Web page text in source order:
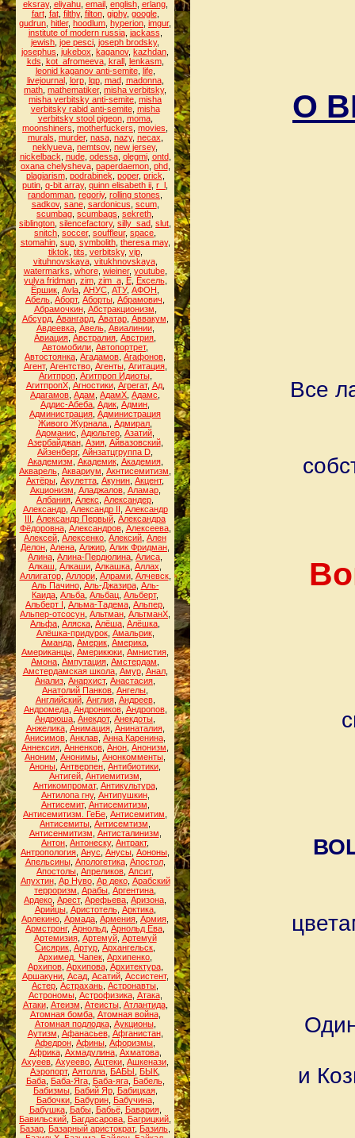
eksray, eliyahu, email, english, erlang,
fart, fat, filthy, filton, giphy, google,
gudrun hitler, hoodlum hyperion imgur,
institute of modern russia, jackass
jewish joe pesci joseph brodsky,
josephus jukebox kaganov, kazhdan
kds kot_afromeeva, krall, lenkasm,
leonid kaganov anti-semite, life,
livejournal, lorp, lqp, mad, madonna,
math mathematiker, misha verbitsky,
misha verbitsky anti-semite misha
verbitsky rabid anti-semite, misha
verbitsky stool pigeon, moma,
moonshiners motherfuckers movies
murals murder, nasa, nazy, necax
neklyueva nemtsov, new jersey,
nickelback nude, odessa, olegmi, ontd,
oxana chelysheva, paperdaemon, phd,
plagiarism, podrabinek poper, prick
putin q-bit array, quinn elisabeth ii r_l
randomman regoriy, rolling stones
sadkov, sane, sardonicus scum,
scumbag scumbags sekreth
siblington silencefactory, silly_sad slut
snitch soccer, souffleur, space
stomahin, sup, symbolith, theresa may,
tiktok tits verbitsky, vip,
vituhnovskaya, vitukhnovskaya,
watermarks whore, wieiner, youtube,
yulya fridman, zim, zim_a, Ё, Ёксель,
Ёршик Аvla АНУС АТУ, АФОН
Абель Аборт, Аборты Абрамович
Абрамочкин, Абстракционизм
Абсурд, Авангард, Аватар, Аввакум
Авдеевка, Авель, Авиалинии,
Авиация Австралия Австрия
Автомобили Автопортрет,
Автостоянка Агадамов Агафонов
Агент, Агентство, Агенты, Агитация,
Агитпроп, Агитпроп Идиоты,
АгитпропХ, Агностики, Агрегат, Ад,
Адагамов Адам АдамХ Адамс
Аддис-Абеба Адик Админ
Администрация Администрация
Живого Журнала.
Адмирал
Адоманис Адюльтер Азатий
Азербайджан, Азия, Айвазовский,
Айзенберг, Айнзатцгруппа D
Академизм Академик, Академия,
Акварель Аквариум Акнтисемитизм
Актёры Акулетта Акунин Акцент,
Акционизм Аладжалов, Аламар,
Албания Алекс Александер
Александр, Александр II Александр
III Александр Первый Александра
Фёдоровна, Александров, Алексеева,
Алексей Алексенко Алексий Ален
Делон Алена Алжир Алик Фридман
Алина Алина-Пердюлина Алиса
Алкаш Алкаши Алкашка Аллах
Аллигатор, Аллори, Алрами, Алчевск,
Аль Пачино, Аль-Джазира, Аль-
Каида Альба Альбац Альберт,
Альберт I Альма-Тадема Альпер
Альпер-отсосун Альтман АльтманХ
Альфа Аляска Алёша Алёшка
Алёшка-придурок, Амальрик,
Аманда Америк Америка
Американцы Америкюки Амнистия
Амона Ампутация Амстердам
Амстердамская школа, Амур, Анал,
Анализ Анархист, Анастасия
Анатолий Панков Ангелы
Английский, Англия, Андреев,
Андромеда, Андроников, Андропов,
Андрюша Анекдот, Анекдоты
Анжелика, Анимация, Анинаталия,
Анисимов Анклав Анна Каренина
Аннексия Анненков Анон Анонизм
Аноним Анонимы Анонкомменты
Аноны Антверпен Антибиотики
Антигей, Антиемитизм
Антикомпромат, Антикультура,
Антилопа гну, Антипушкин,
Антисемит, Антисемитизм
Антисемитизм. ГеБе Антисемитим
Антисемиты Антисемтизм
Антисенмитизм Антисталинизм
Антон Антонеску, Антракт,
Антропология Анус Анусы Аононы
Апельсины, Апологетика, Апостол,
Апостолы Апреликов Апсит,
Апухтин, Ар Нуво, Ар деко, Арабский
терроризм Арабы Аргентина
Ардеко Арест, Арефьева Аризона
Арийцы, Аристотель, Арктика,
Арлекино Армада Армения Армия
Армстронг, Арнольд Арнольд Ева
Артемизия, Артемуй, Артемуй
Сисярик Артур Архангельск
Архимед. Чапек Архипенко
Архипов, Архипова, Архитектура,
Аршакуни, Асад, Асатий, Ассистент,
Астер Астрахань Астронавты
Астрономы, Астрофизика, Атака,
Атаки, Атеизм Атеисты, Атлантида,
Атомная бомба, Атомная война,
Атомная подлодка, Аукционы,
Аутизм Афанасьев, Афганистан,
Афедрон Афины Афоризмы
Африка, Ахмадулина, Ахматова,
Ахуеев Ахуеево Ацтеки Ашкенази
Аэропорт, Аятолла БАБЫ БЫК
Баба, Баба-Яга, Баба-яга, Бабель,
Бабизмы, Бабий Яр, Бабицкая,
Бабочки, Бабурин, Бабучина,
Бабушка, Бабы, Бабьё, Бавария,
Бавильский Багдасарова Багрицкий
Базар Базарный аристократ, Базиль
О
Все
и